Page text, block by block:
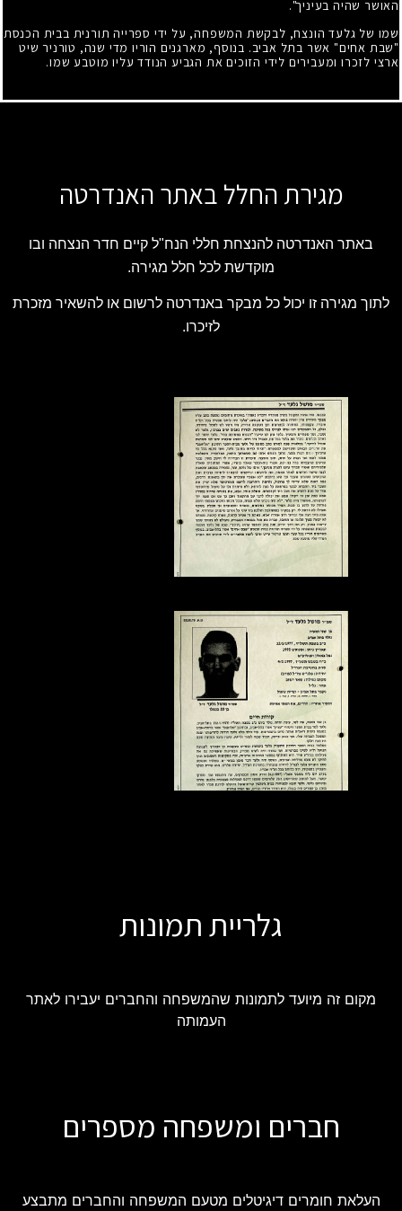
האושר שהיה בעיניך".
שמו של גלעד הונצח, לבקשת המשפחה, על ידי ספרייה תורנית בבית הכנסת
"שבת אחים" אשר בתל אביב. בנוסף, מארגנים הוריו מדי שנה, טורניר שיט
ארצי לזכרו ומעבירים לידי הזוכים את הגביע הנודד עליו מוטבע שמו.
מגירת החלל באתר האנדרטה
באתר האנדרטה להנצחת חללי הנח"ל קיים חדר הנצחה ובו
מוקדשת לכל חלל מגירה.
לתוך מגירה זו יכול כל מבקר באנדרטה לרשום או להשאיר מזכרת
לזיכרו.
גלריית תמונות
מקום זה מיועד לתמונות שהמשפחה והחברים יעבירו לאתר
העמותה
חברים ומשפחה מספרים
העלאת חומרים דיגיטלים מטעם המשפחה והחברים מתבצע